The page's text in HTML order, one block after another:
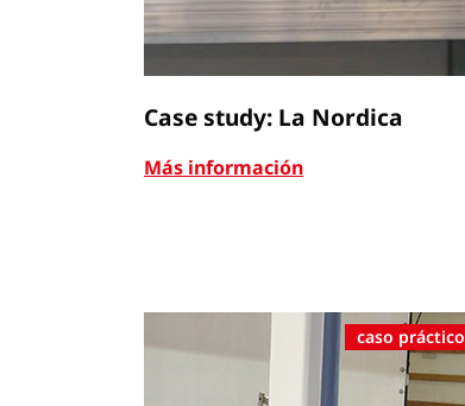
Case study: La Nordica
Más información
caso práctico